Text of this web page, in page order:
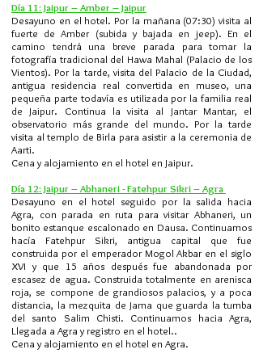
Día 11: Jaipur – Amber – Jaipur
Desayuno en el hotel. Por la mañana (07:30) visita al
fuerte de Amber (subida y bajada en jeep). En el
camino tendrá una breve parada para tomar la
fotografía tradicional del Hawa Mahal (Palacio de los
Vientos). Por la tarde, visita del Palacio de la Ciudad,
antigua residencia real convertida en museo, una
pequeña parte todavía es utilizada por la familia real
de Jaipur. Continua la visita al Jantar Mantar, el
observatorio más grande del mundo. Por la tarde
visita al templo de Birla para asistir a la ceremonia de
Aarti.
Cena y alojamiento en el hotel en Jaipur.
Día 12: Jaipur – Abhaneri - Fatehpur Sikri – Agra
Desayuno en el hotel seguido por la salida hacia
Agra, con parada en ruta para visitar Abhaneri, un
bonito estanque escalonado en Dausa. Continuamos
hacía Fatehpur Sikri, antigua capital que fue
construida por el emperador Mogol Akbar en el siglo
XVI y que 15 años después fue abandonada por
escasez de agua. Construida totalmente en arenisca
roja, se compone de grandiosos palacios, y a poca
distancia, la mezquita de Jama que guarda la tumba
del santo Salim Chisti. Continuamos hacia Agra,
Llegada a Agra y registro en el hotel..
Cena y alojamiento en el hotel en Agra.